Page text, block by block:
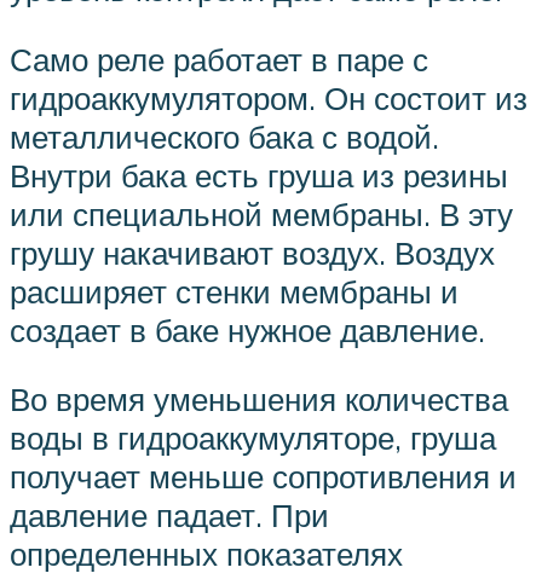
Само реле работает в паре с
гидроаккумулятором. Он состоит из
металлического бака с водой.
Внутри бака есть груша из резины
или специальной мембраны. В эту
грушу накачивают воздух. Воздух
расширяет стенки мембраны и
создает в баке нужное давление.
Во время уменьшения количества
воды в гидроаккумуляторе, груша
получает меньше сопротивления и
давление падает. При
определенных показателях